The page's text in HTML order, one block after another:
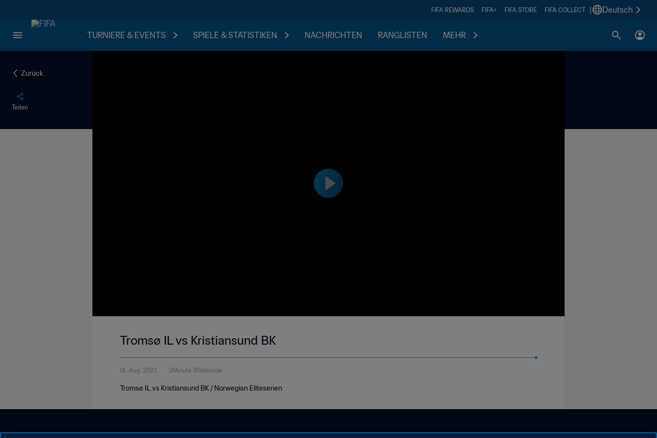
FIFA REWARDS FIFA+ FIFA STORE FIFA COLLECT Deutsch
TURNIERE & EVENTS SPIELE & STATISTIKEN NACHRICHTEN RANGLISTEN MEHR
Zurück
Teilen
Tromsø IL vs Kristiansund BK
14. Aug. 2022 2Minute 18Sekunde
Tromsø IL vs Kristiansund BK / Norwegian Eliteserien